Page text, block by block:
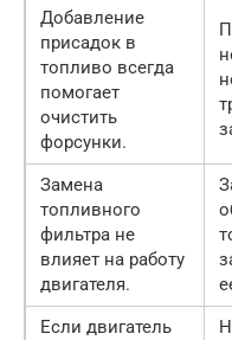
Добавление
присадок в
топливо всегда
помогает
очистить
форсунки.
Замена
топливного
фильтра не
влияет на работу
двигателя.
Если двигатель